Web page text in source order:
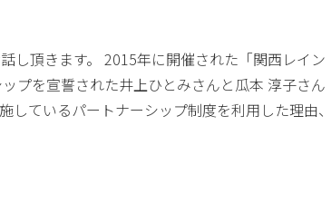
し頂きます。 2015年に開催された「関西レイン
プを宣誓された井上ひとみさんと瓜本 淳子さん
ているパートナーシップ制度を利用した理由、